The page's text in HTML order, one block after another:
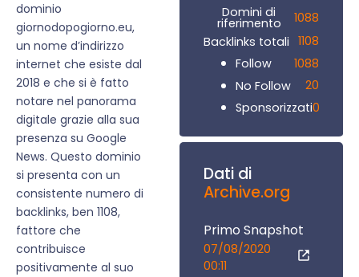
dominio
giornodopogiorno.eu,
un nome d’indirizzo
internet che esiste dal
2018 e che si è fatto
notare nel panorama
digitale grazie alla sua
presenza su Google
News. Questo dominio
si presenta con un
consistente numero di
backlinks, ben 1108,
fattore che
contribuisce
positivamente al suo
Domini di
riferimento
1088
Backlinks totali 1108
Follow
1088
No Follow
20
Sponsorizzati0
Dati di
Archive.org
Primo Snapshot
07/08/2020
00:11